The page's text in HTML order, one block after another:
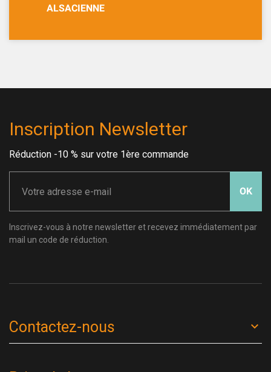
ALSACIENNE
Inscription Newsletter
Réduction -10 % sur votre 1ère commande
OK
Inscrivez-vous à notre newsletter et recevez immédiatement par
mail un code de réduction.
Contactez-nous